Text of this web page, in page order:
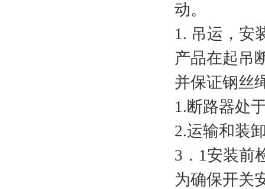
动。
1. 吊运，安
产品在起吊
并保证钢丝
1.断路器处
2.运输和装
3．1安装前
为确保开关